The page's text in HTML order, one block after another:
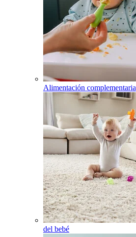
Alimentación complementaria
del bebé